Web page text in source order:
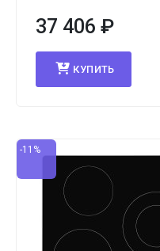
37 406 ₽
КУПИТЬ
-11%